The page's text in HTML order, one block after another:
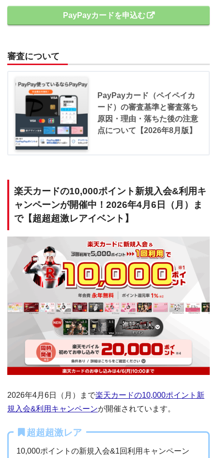
PayPayカードを申込む
審査について
PayPayカード（ペイペイカ
ード）の審査基準と審査落ち
原因・理由・落ちた後の注意
点について【2026年8月版】
楽天カードの10,000ポイント新規入会&利用キ
ャンペーンが開催中！2026年4月6日（月）ま
で【超超超激レアイベント】
2026年4月6日（月）まで楽天カードの10,000ポイント新
規入会&利用キャンペーンが開催されています。
超超超激レア
10,000ポイントの新規入会&1回利用キャンペーン